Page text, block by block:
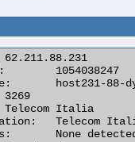
Italia